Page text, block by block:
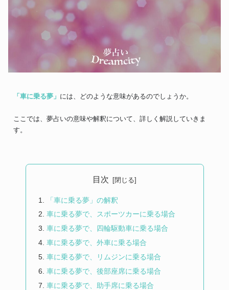
「車に乗る夢」 には、どのような意味があるのでしょうか。
ここでは、夢占いの意味や解釈について、詳しく解説していきま
す。
目次
「車に乗る夢」の解釈
車に乗る夢で、スポーツカーに乗る場合
車に乗る夢で、四輪駆動車に乗る場合
車に乗る夢で、外車に乗る場合
車に乗る夢で、リムジンに乗る場合
車に乗る夢で、後部座席に乗る場合
車に乗る夢で、助手席に乗る場合